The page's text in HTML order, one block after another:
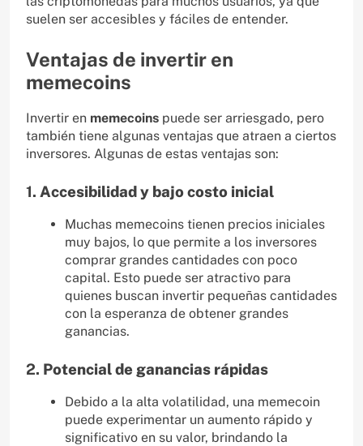
suelen ser accesibles y fáciles de entender.
Ventajas de invertir en
memecoins
Invertir en memecoins puede ser arriesgado, pero
también tiene algunas ventajas que atraen a ciertos
inversores. Algunas de estas ventajas son:
1. Accesibilidad y bajo costo inicial
Muchas memecoins tienen precios iniciales
muy bajos, lo que permite a los inversores
comprar grandes cantidades con poco
capital. Esto puede ser atractivo para
quienes buscan invertir pequeñas cantidades
con la esperanza de obtener grandes
ganancias.
2. Potencial de ganancias rápidas
Debido a la alta volatilidad, una memecoin
puede experimentar un aumento rápido y
significativo en su valor, brindando la